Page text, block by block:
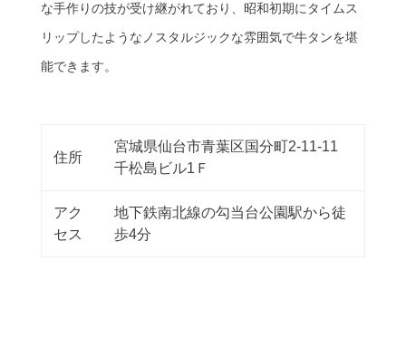
な手作りの技が受け継がれており、昭和初期にタイムス
リップしたようなノスタルジックな雰囲気で牛タンを堪
能できます。
住所
宮城県仙台市青葉区国分町2-11-11
千松島ビル1Ｆ
アク
セス
地下鉄南北線の勾当台公園駅から徒
歩4分